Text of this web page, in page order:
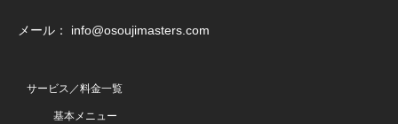
メール： info@osoujimasters.com
サービス／料金一覧
基本メニュー